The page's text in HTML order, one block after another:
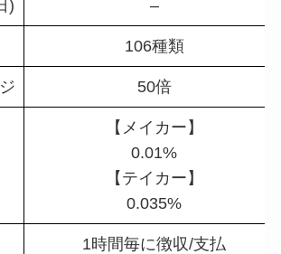
) –
106種類
50倍
【メイカー】
0.01%
【テイカー】
0.035%
1時間毎に徴収/支払